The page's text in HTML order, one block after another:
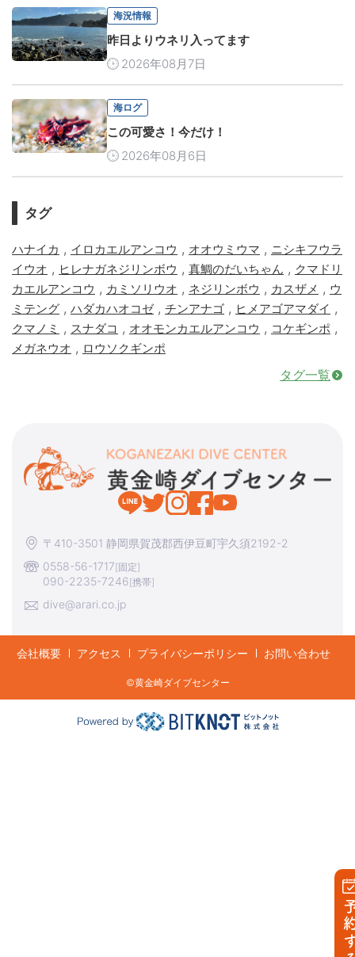
予
海況情報
昨日よりウネリ入ってます
2026年08月7日
海ログ
この可愛さ！今だけ！
2026年08月6日
タグ
ハナイカ , イロカエルアンコウ , オオウミウマ , ニシキフウラ
イウオ , ヒレナガネジリンボウ , 真鯛のだいちゃん , クマドリ
カエルアンコウ , カミソリウオ , ネジリンボウ , カスザメ , ウ
ミテング , ハダカハオコゼ, チンアナゴ , ヒメアゴアマダイ ,
クマノミ , スナダコ , オオモンカエルアンコウ , コケギンポ ,
メガネウオ , ロウソクギンポ
タグ一覧
〒410-3501 静岡県賀茂郡西伊豆町宇久須2192-2
0558-56-1717[固定]
090-2235-7246[携帯]
dive@arari.co.jp
会社概要 アクセス プライバシーポリシー お問い合わせ
©︎黄金崎ダイブセンター